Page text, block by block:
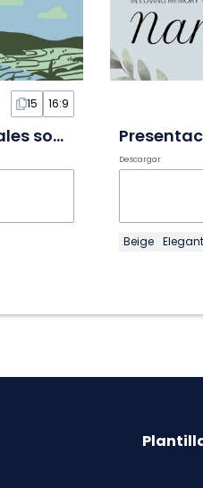
15 16:9
Tema ilustrado de estudios sociales sobre Indonesia en Diapositivas
Descargar
Beige